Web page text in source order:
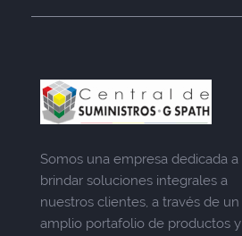
Somos una empresa dedicada a
brindar soluciones integrales a
nuestros clientes, a través de un
amplio portafolio de productos y